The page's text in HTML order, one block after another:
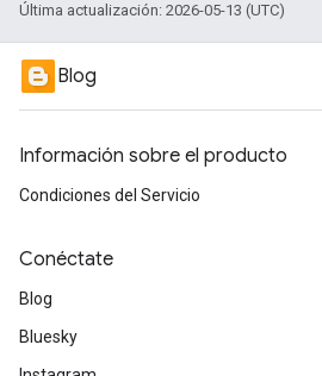
Última actualización: 2026-05-13 (UTC)
Blog
Información sobre el producto
Condiciones del Servicio
Conéctate
Blog
Bluesky